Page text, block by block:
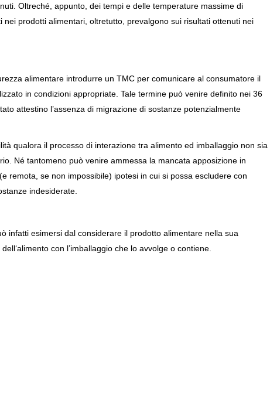
Oltreché, appunto, dei tempi e delle temperature massime di
prodotti alimentari, oltretutto, prevalgono sui risultati ottenuti nei
alimentare introdurre un TMC per comunicare al consumatore il
in condizioni appropriate. Tale termine può venire definito nei 36
attestino l’assenza di migrazione di sostanze potenzialmente
qualora il processo di interazione tra alimento ed imballaggio non sia
Né tantomeno può venire ammessa la mancata apposizione in
remota, se non impossibile) ipotesi in cui si possa escludere con
indesiderate.
infatti esimersi dal considerare il prodotto alimentare nella sua
con l’imballaggio che lo avvolge o contiene.